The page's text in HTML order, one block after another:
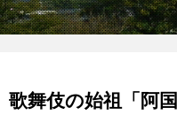
歌舞伎の始祖「阿